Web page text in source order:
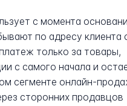
с момента
по адресу клиента
только за товары,
с самого начала и
сегменте онлайн-
сторонних продавцов